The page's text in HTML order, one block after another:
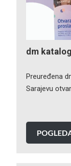
dm
Preuređena
Sarajevu